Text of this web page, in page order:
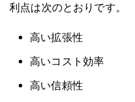
利点は次のとおりです。
高い拡張性
高いコスト効率
高い信頼性